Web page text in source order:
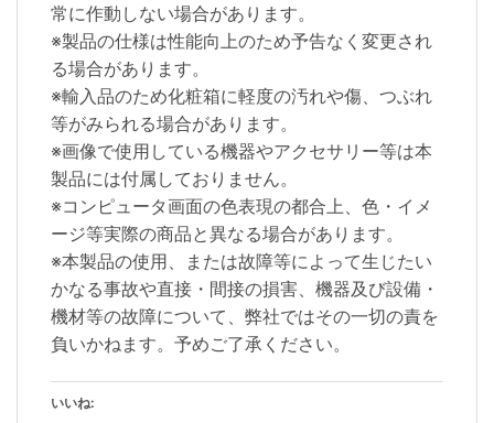
常に作動しない場合があります。
※製品の仕様は性能向上のため予告なく変更され
る場合があります。
※輸入品のため化粧箱に軽度の汚れや傷、つぶれ
等がみられる場合があります。
※画像で使用している機器やアクセサリー等は本
製品には付属しておりません。
※コンピュータ画面の色表現の都合上、色・イメ
ージ等実際の商品と異なる場合があります。
※本製品の使用、または故障等によって生じたい
かなる事故や直接・間接の損害、機器及び設備・
機材等の故障について、弊社ではその一切の責を
負いかねます。予めご了承ください。
いいね: